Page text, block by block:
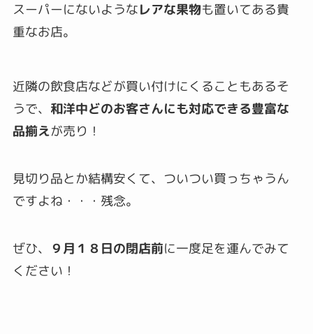
スーパーにないようなレアな果物も置いてある貴
重なお店。
近隣の飲食店などが買い付けにくることもあるそ
うで、 和洋中どのお客さんにも対応できる豊富な
品揃えが売り！
見切り品とか結構安くて、ついつい買っちゃうん
ですよね・・・残念。
ぜひ、 ９月１８日の閉店前に一度足を運んでみて
ください！